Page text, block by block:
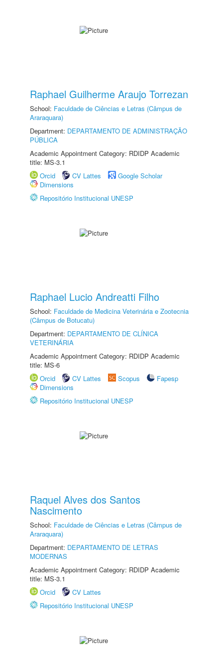
Raphael Guilherme Araujo Torrezan
School: Faculdade de Ciências e Letras (Câmpus de
Araraquara)
Department: DEPARTAMENTO DE ADMINISTRAÇÃO
PÚBLICA
Academic Appointment Category: RDIDP Academic
title: MS-3.1
Orcid
CV Lattes
Google Scholar
Dimensions
Repositório Institucional UNESP
Raphael Lucio Andreatti Filho
School: Faculdade de Medicina Veterinária e Zootecnia
(Câmpus de Botucatu)
Department: DEPARTAMENTO DE CLÍNICA
VETERINÁRIA
Academic Appointment Category: RDIDP Academic
title: MS-6
Orcid
CV Lattes Scopus
Fapesp
Dimensions
Repositório Institucional UNESP
Raquel Alves dos Santos
Nascimento
School: Faculdade de Ciências e Letras (Câmpus de
Araraquara)
Department: DEPARTAMENTO DE LETRAS
MODERNAS
Academic Appointment Category: RDIDP Academic
title: MS-3.1
Orcid
CV Lattes
Repositório Institucional UNESP